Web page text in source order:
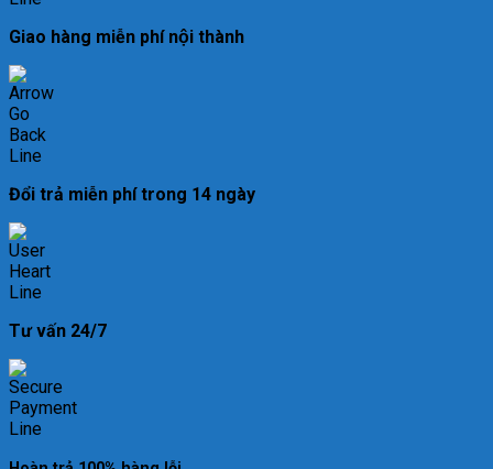
Giao hàng miễn phí nội thành
Đổi trả miễn phí trong 14 ngày
Tư vấn 24/7